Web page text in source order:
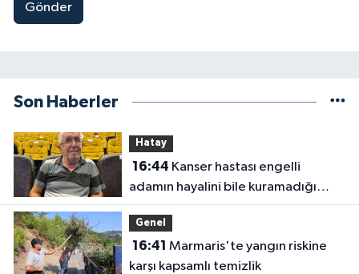
Gönder
Son Haberler
Hatay
16:44
adamın hayalini bile kuramadığı
evine kavuşunca döktüğü gözyaşı
duygulandırdı
Genel
16:41
karşı kapsamlı temizlik